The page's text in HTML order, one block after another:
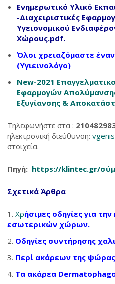
Ενημερωτικό Υλικό
-Διαχειριστικές
Υγειονομικού
Χώρους.pdf.
Όλοι χρειαζόμαστε
(Υγιεινολόγο)
New-2021
Εφαρμογών
Εξυγίανσης &
Τηλεφωνήστε στα :
ηλεκτρονική διεύθυνση:
στοιχεία.
Πηγή: https://klintec.gr/
Σχετικά Άρθρα
Χρήσιμες οδηγίες για
εσωτερικών χώρων.
Οδηγίες συντήρησης
Περί ακάρεων της
Τα ακάρεα